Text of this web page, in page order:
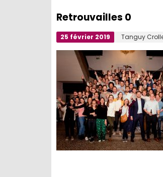
Retrouvailles 0
25 février 2019 Tanguy